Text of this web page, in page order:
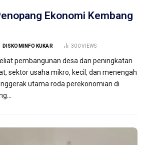
Ekonomi Kembang
DISKOMINFO KUKAR 300VIEWS
pembangunan desa dan peningkatan
sektor usaha mikro, kecil, dan menengah
utama roda perekonomian di